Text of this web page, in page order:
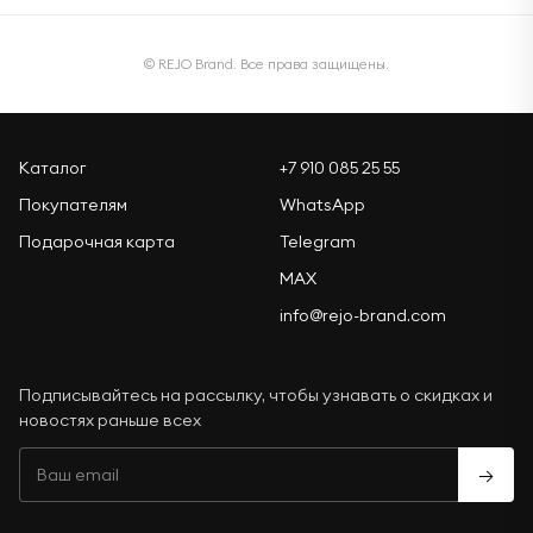
© REJO Brand. Все права защищены.
Каталог
Покупателям
Подарочная карта
+7 910 085 25 55
WhatsApp
Telegram
MAX
info@rejo-brand.com
Подписывайтесь на рассылку, чтобы узнавать о скидках и
новостях раньше всех
→